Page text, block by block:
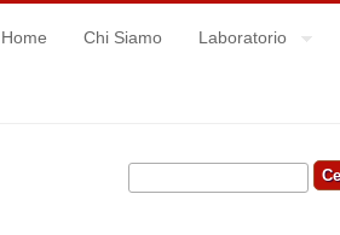
Home Chi Siamo Laboratorio
Form di ricerca
Cerca